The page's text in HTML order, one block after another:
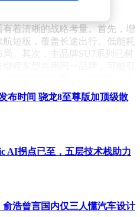
一步。
着清晰的战略考量。首先，增
短板，覆盖长途出行、低能耗
。其次，主品牌SU7系列已树
”则可聚焦家用、户外市场，定
体。这一策略还能让小米灵活
的中端市场，填补现有产品线
入品牌矩阵竞争阶段。鸿蒙智
比亚迪依托子品牌实现全市场
品牌攻坚高端纯电，子品
还能为后续规模化发展奠定基
布时间 骁龙8至尊版加顶级散
AI拐点已至，五层技术栈助力
浩曾言国内仅三人懂汽车设计